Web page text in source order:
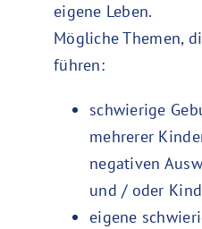
eigene Leben.
Mögliche Themen,
führen:
schwierige
mehrerer
negativen
und / oder Kind
eigene